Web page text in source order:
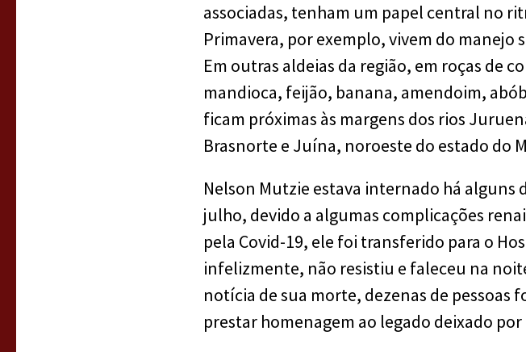
associadas, tenham um papel central no
Primavera, por exemplo, vivem do
Em outras aldeias da região, em roças de
mandioca, feijão, banana, amendoim,
ficam próximas às margens dos rios
Brasnorte e Juína, noroeste do estado do
Nelson Mutzie estava internado há alguns
julho, devido a algumas complicações
pela Covid-19, ele foi transferido para o
infelizmente, não resistiu e faleceu na
notícia de sua morte, dezenas de pessoas
prestar homenagem ao legado deixado